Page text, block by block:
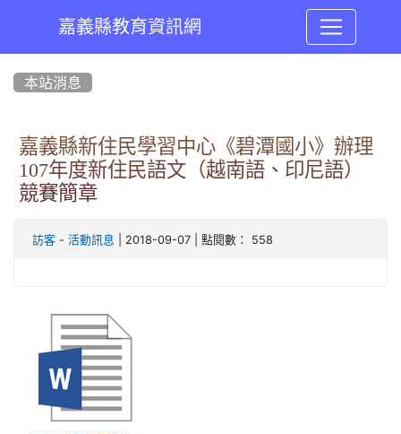
嘉義縣教育資訊網
本站消息
嘉義縣新住民學習中心《碧潭國小》辦理
107年度新住民語文（越南語、印尼語）
競賽簡章
訪客 - 活動訊息 | 2018-09-07 | 點閱數： 558